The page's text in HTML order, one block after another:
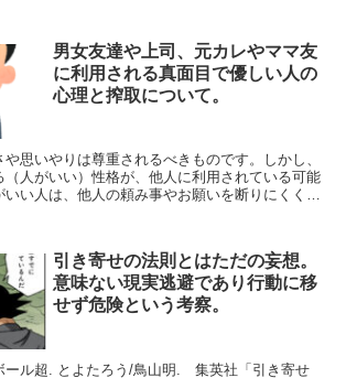
男女友達や上司、元カレやママ友
に利用される真面目で優しい人の
心理と搾取について。
思いやりは尊重されるべきものです。しかし、
（人がいい）性格が、他人に利用されている可能
い人は、他人の頼み事やお願いを断りにくく、
引き寄せの法則とはただの妄想。
意味ない現実逃避であり行動に移
せず危険という考察。
ール超. とよたろう/鳥山明. 集英社「引き寄せ